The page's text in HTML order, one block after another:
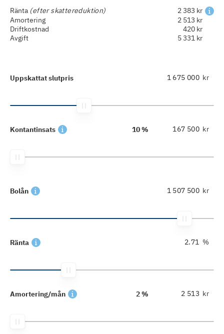
Ränta (efter skattereduktion)
2 383 kr
Amortering
2 513 kr
Driftkostnad
420 kr
Avgift
5 331 kr
Uppskattat slutpris kr
Kontantinsats 10 % kr
Bolån kr
Ränta %
Amortering/mån 2 % kr